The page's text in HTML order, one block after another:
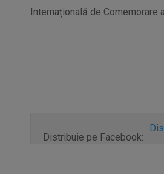
Internațională de
Distribuie pe Facebook: